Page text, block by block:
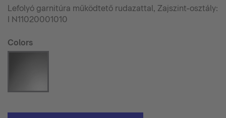
Lefolyó garnitúra működtető rudazattal, Zajszint-osztály:
I N11020001010
Colors